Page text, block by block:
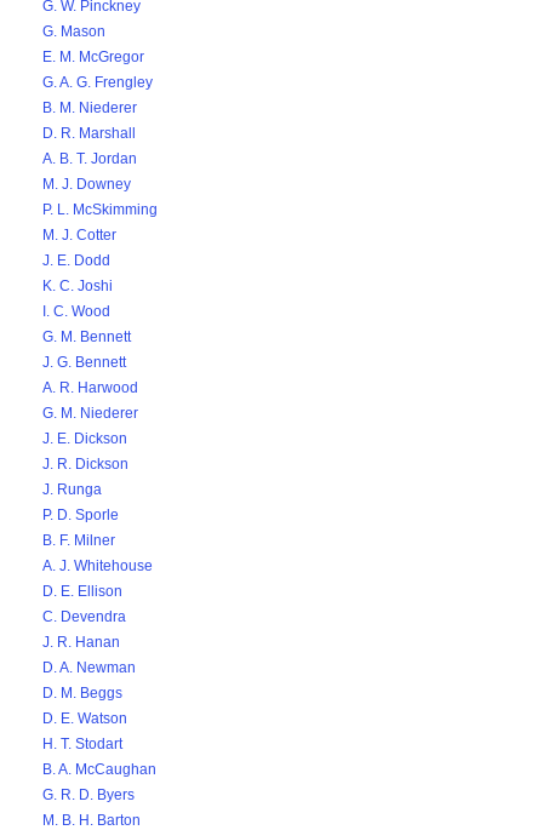
G. W. Pinckney
G. Mason
E. M. McGregor
G. A. G. Frengley
B. M. Niederer
D. R. Marshall
A. B. T. Jordan
M. J. Downey
P. L. McSkimming
M. J. Cotter
J. E. Dodd
K. C. Joshi
I. C. Wood
G. M. Bennett
J. G. Bennett
A. R. Harwood
G. M. Niederer
J. E. Dickson
J. R. Dickson
J. Runga
P. D. Sporle
B. F. Milner
A. J. Whitehouse
D. E. Ellison
C. Devendra
J. R. Hanan
D. A. Newman
D. M. Beggs
D. E. Watson
H. T. Stodart
B. A. McCaughan
G. R. D. Byers
M. B. H. Barton